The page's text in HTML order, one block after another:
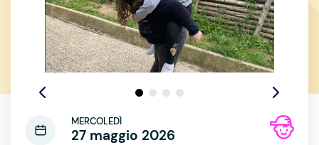
MERCOLEDÌ
27 maggio 2026